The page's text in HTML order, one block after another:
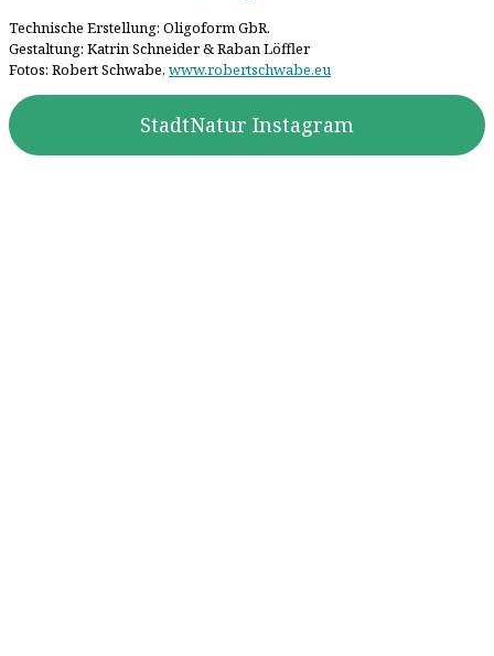
Technische Erstellung: Oligoform GbR.
Gestaltung: Katrin Schneider & Raban Löffler
Fotos: Robert Schwabe, www.robertschwabe.eu
StadtNatur Instagram